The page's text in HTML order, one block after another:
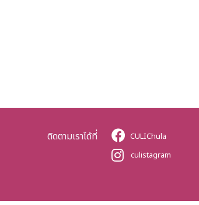
ติดตามเราได้ที่
CULIChula
culistagram